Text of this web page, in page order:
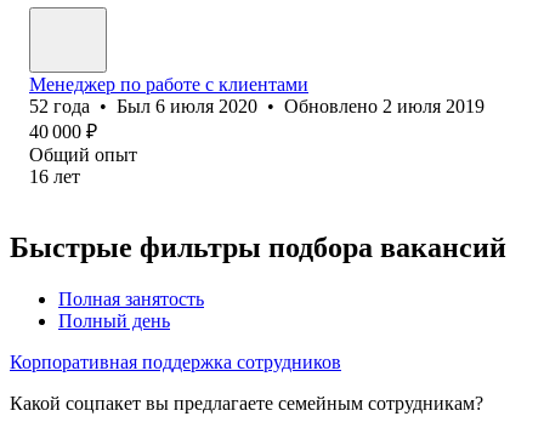
Менеджер по работе с клиентами
52 года • Был 6 июля 2020 • Обновлено 2 июля 2019
40 000 ₽
Общий опыт
16 лет
Быстрые фильтры подбора вакансий
Полная занятость
Полный день
Корпоративная поддержка сотрудников
Какой соцпакет вы предлагаете семейным сотрудникам?